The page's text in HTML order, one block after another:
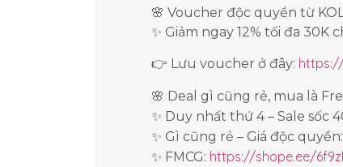
🌸 Voucher độc quyền từ KOL
✨ Giảm ngay 12% tối đa 30K
👉 Lưu voucher ở đây:
🌸 Deal gì cũng rẻ, mua là
✨ Duy nhất thứ 4 – Sale sốc
✨ Gì cũng rẻ – Giá độc quyền:
✨ FMCG: https://shope.ee/